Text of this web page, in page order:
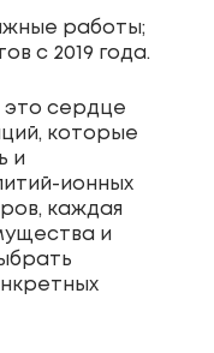
работы;
с 2019 года.
это сердце
которые
и
ионных
каждая
и